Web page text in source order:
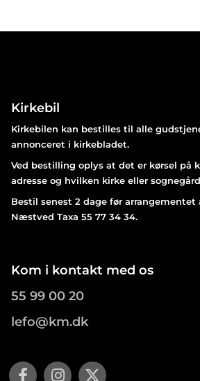
Kirkebil
Kirkebilen kan bestilles til alle
annonceret i kirkebladet.
Ved bestilling oplys at det er kørsel på
adresse og hvilken kirke eller
Bestil senest 2 dage før arrangementet
Næstved Taxa 55 77 34 34.
Kom i kontakt med os
55 99 00 20
lefo@km.dk